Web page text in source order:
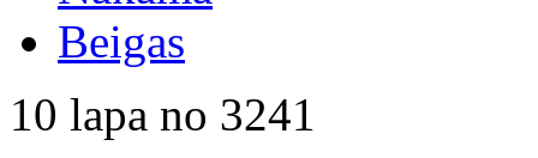
Beigas
10 lapa no 3241